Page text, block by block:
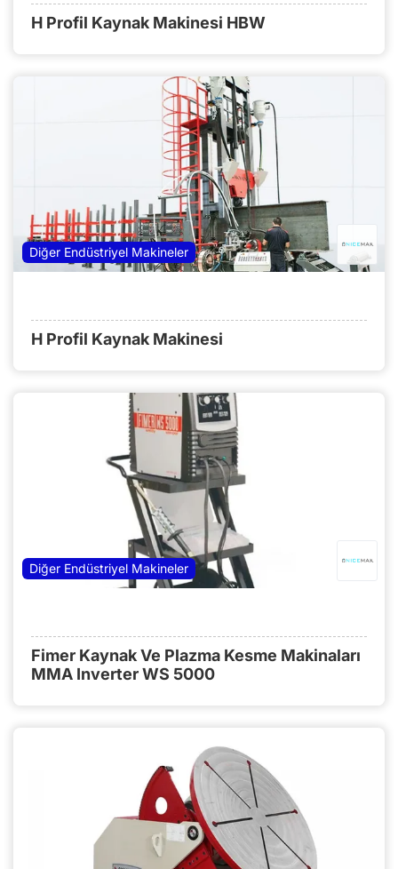
H Profil Kaynak Makinesi HBW
Diğer Endüstriyel Makineler
H Profil Kaynak Makinesi
Diğer Endüstriyel Makineler
Fimer Kaynak Ve Plazma Kesme Makinaları
MMA Inverter WS 5000